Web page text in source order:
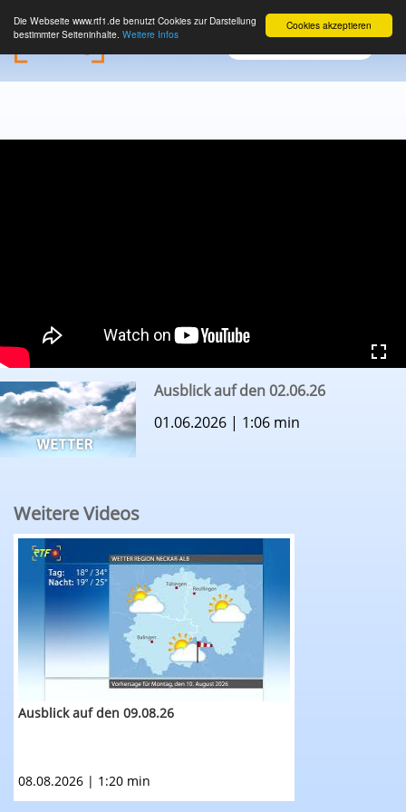
Cookies akzeptieren
Die Webseite www.rtf1.de benutzt Cookies zur Darstellung
bestimmter Seiteninhalte. Weitere Infos
Ausblick auf den 02.06.26
01.06.2026 | 1:06 min
Weitere Videos
RTF.1-Wetter: Ausblick auf den 09.08.26
Ausblick auf den 09.08.26
08.08.2026 | 1:20 min